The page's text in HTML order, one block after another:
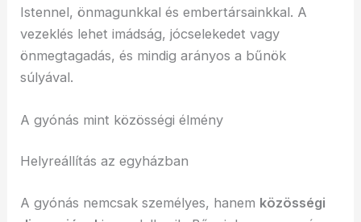
Istennel, önmagunkkal és embertársainkkal. A
vezeklés lehet imádság, jócselekedet vagy
önmegtagadás, és mindig arányos a bűnök
súlyával.
A gyónás mint közösségi élmény
Helyreállítás az egyházban
A gyónás nemcsak személyes, hanem közösségi